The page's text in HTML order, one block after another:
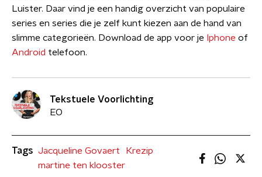
Luister. Daar vind je een handig overzicht van populaire
series en series die je zelf kunt kiezen aan de hand van
slimme categorieën. Download de app voor je Iphone of
Android telefoon.
Tekstuele Voorlichting
EO
Tags Jacqueline Govaert
Krezip
martine ten klooster